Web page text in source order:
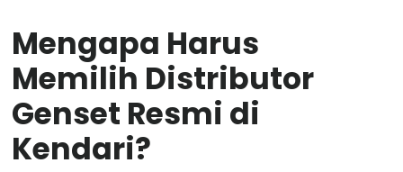
Mengapa Harus
Memilih Distributor
Genset Resmi di
Kendari?